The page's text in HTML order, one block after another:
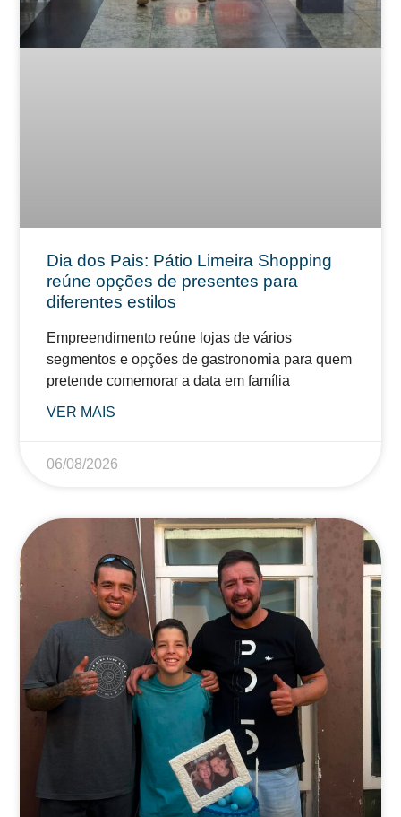
Dia dos Pais: Pátio Limeira Shopping
reúne opções de presentes para
diferentes estilos
Empreendimento reúne lojas de vários
segmentos e opções de gastronomia para quem
pretende comemorar a data em família
VER MAIS
06/08/2026